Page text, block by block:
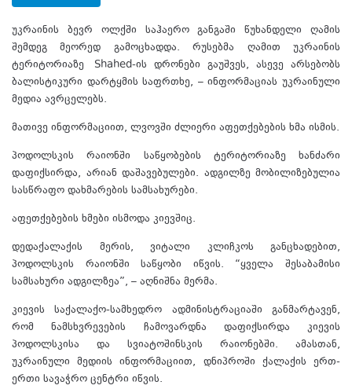
უკრაინის ბევრ ოლქში საჰაერო განგაში წუხანდელი ღამის
შემდეგ მეორედ გამოცხადდა. რუსებმა ღამით უკრაინის
ტერიტორიაზე Shahed-ის დრონები გაუშვეს, ასევე არსებობს
ბალისტიკური დარტყმის საფრთხე, – ინფორმაციას უკრაინული
მედია ავრცელებს.
მათივე ინფორმაციით, ლვოვში ძლიერი აფეთქებების ხმა ისმის.
პოდოლსკის რაიონში საწყობების ტერიტორიაზე ხანძარი
დაფიქსირდა, არიან დაშავებულები. ადგილზე მობილიზებულია
სასწრაფო დახმარების სამსახურები.
აფეთქებების ხმები ისმოდა კიევშიც.
დედაქალაქის მერის, ვიტალი კლიჩკოს განცხადებით,
პოდოლსკის რაიონში საწყობი იწვის. “ყველა შესაბამისი
სამსახური ადგილზეა”, – აღნიშნა მერმა.
კიევის საქალაქო-სამხედრო ადმინისტრაციაში განმარტავენ,
რომ ნამსხვრევების ჩამოვარდნა დაფიქსირდა კიევის
პოდოლსკისა და სვიატოშინსკის რაიონებში. ამასთან,
უკრაინული მედიის ინფორმაციით, დნიპროში ქალაქის ერთ-
ერთი სავაჭრო ცენტრი იწვის.